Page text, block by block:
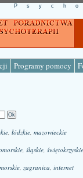
Programy pomocy
, łódzkie, mazowieckie
, śląskie, świętokrzyskie
, zagranica, internet